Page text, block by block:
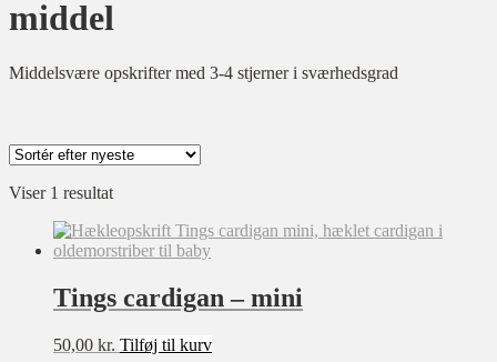
middel
Middelsvære opskrifter med 3-4 stjerner i sværhedsgrad
Kategori
Ukategoriseret
Baby
Bolig
Viser 1 resultat
Tings cardigan – mini
50,00 kr. Tilføj til kurv